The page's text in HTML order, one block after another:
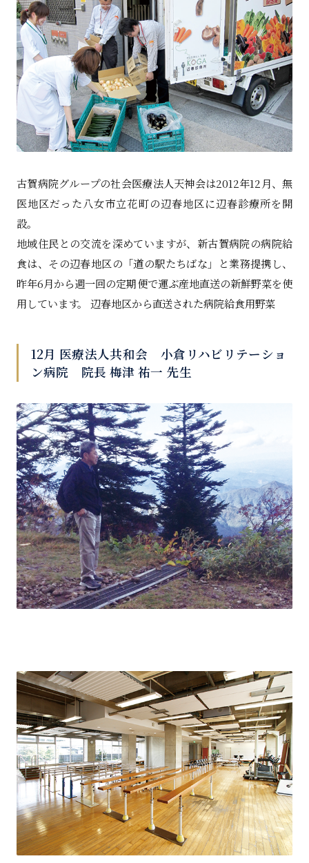
古賀病院グループの社会医療法人天神会は2012年12月、無
医地区だった八女市立花町の辺春地区に辺春診療所を開
設。
地域住民との交流を深めていますが、新古賀病院の病院給
食は、その辺春地区の「道の駅たちばな」と業務提携し、
昨年6月から週一回の定期便で運ぶ産地直送の新鮮野菜を使
用しています。 辺春地区から直送された病院給食用野菜
12月 医療法人共和会 小倉リハビリテーショ
ン病院 院長 梅津 祐一 先生